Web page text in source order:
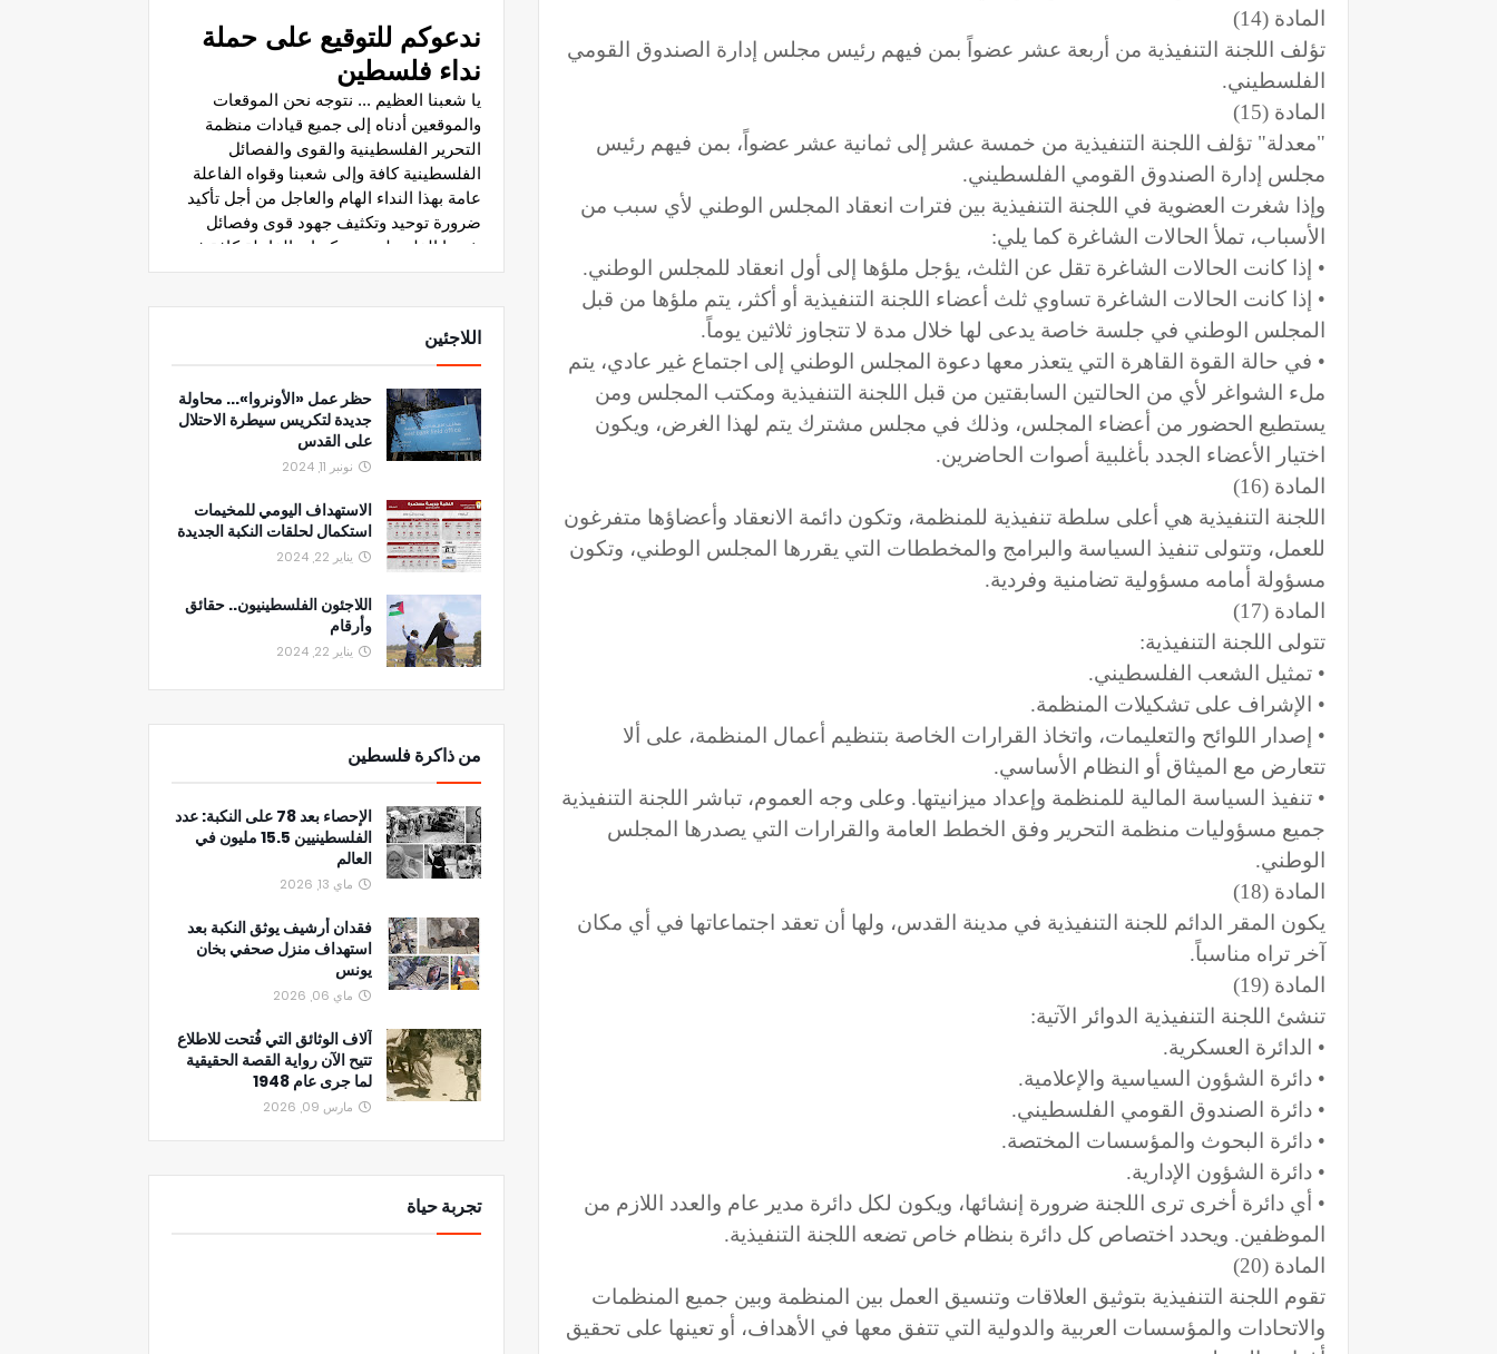
المادة (14)
تؤلف اللجنة التنفيذية من أربعة عشر عضواً بمن فيهم رئيس مجلس إدارة الصندوق القومي
الفلسطيني.
المادة (15)
"معدلة" تؤلف اللجنة التنفيذية من خمسة عشر إلى ثمانية عشر عضواً، بمن فيهم رئيس
مجلس إدارة الصندوق القومي الفلسطيني.
وإذا شغرت العضوية في اللجنة التنفيذية بين فترات انعقاد المجلس الوطني لأي سبب من
الأسباب، تملأ الحالات الشاغرة كما يلي:
• إذا كانت الحالات الشاغرة تقل عن الثلث، يؤجل ملؤها إلى أول انعقاد للمجلس الوطني.
• إذا كانت الحالات الشاغرة تساوي ثلث أعضاء اللجنة التنفيذية أو أكثر، يتم ملؤها من قبل
المجلس الوطني في جلسة خاصة يدعى لها خلال مدة لا تتجاوز ثلاثين يوماً.
• في حالة القوة القاهرة التي يتعذر معها دعوة المجلس الوطني إلى اجتماع غير عادي، يتم
ملء الشواغر لأي من الحالتين السابقتين من قبل اللجنة التنفيذية ومكتب المجلس ومن
يستطيع الحضور من أعضاء المجلس، وذلك في مجلس مشترك يتم لهذا الغرض، ويكون
اختيار الأعضاء الجدد بأغلبية أصوات الحاضرين.
المادة (16)
اللجنة التنفيذية هي أعلى سلطة تنفيذية للمنظمة، وتكون دائمة الانعقاد وأعضاؤها متفرغون
للعمل، وتتولى تنفيذ السياسة والبرامج والمخططات التي يقررها المجلس الوطني، وتكون
مسؤولة أمامه مسؤولية تضامنية وفردية.
المادة (17)
تتولى اللجنة التنفيذية:
• تمثيل الشعب الفلسطيني.
• الإشراف على تشكيلات المنظمة.
• إصدار اللوائح والتعليمات، واتخاذ القرارات الخاصة بتنظيم أعمال المنظمة، على ألا
تتعارض مع الميثاق أو النظام الأساسي.
• تنفيذ السياسة المالية للمنظمة وإعداد ميزانيتها. وعلى وجه العموم، تباشر اللجنة التنفيذية
جميع مسؤوليات منظمة التحرير وفق الخطط العامة والقرارات التي يصدرها المجلس
الوطني.
المادة (18)
يكون المقر الدائم للجنة التنفيذية في مدينة القدس، ولها أن تعقد اجتماعاتها في أي مكان
آخر تراه مناسباً.
المادة (19)
تنشئ اللجنة التنفيذية الدوائر الآتية:
• الدائرة العسكرية.
• دائرة الشؤون السياسية والإعلامية.
• دائرة الصندوق القومي الفلسطيني.
• دائرة البحوث والمؤسسات المختصة.
• دائرة الشؤون الإدارية.
• أي دائرة أخرى ترى اللجنة ضرورة إنشائها، ويكون لكل دائرة مدير عام والعدد اللازم من
الموظفين. ويحدد اختصاص كل دائرة بنظام خاص تضعه اللجنة التنفيذية.
المادة (20)
تقوم اللجنة التنفيذية بتوثيق العلاقات وتنسيق العمل بين المنظمة وبين جميع المنظمات
والاتحادات والمؤسسات العربية والدولية التي تتفق معها في الأهداف، أو تعينها على تحقيق
اللاجئين
حظر عمل «الأونروا»... محاولة
جديدة لتكريس سيطرة الاحتلال
على القدس
نونبر 11, 2024
الاستهداف اليومي للمخيمات
استكمال لحلقات النكبة الجديدة
يناير 22, 2024
اللاجئون الفلسطينيون.. حقائق
وأرقام
يناير 22, 2024
من ذاكرة فلسطين
الإحصاء بعد 78 على النكبة: عدد
الفلسطينيين 15.5 مليون في
العالم
ماي 13, 2026
فقدان أرشيف يوثق النكبة بعد
استهداف منزل صحفي بخان
يونس
ماي 06, 2026
آلاف الوثائق التي فُتحت للاطلاع
تتيح الآن رواية القصة الحقيقية
لما جرى عام 1948
مارس 09, 2026
تجربة حياة